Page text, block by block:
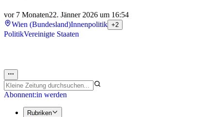
vor 7 Monaten22. Jänner 2026 um 16:54
Wien (Bundesland)Innenpolitik +2
PolitikVereinigte Staaten
Abonnent:in werden
Rubriken